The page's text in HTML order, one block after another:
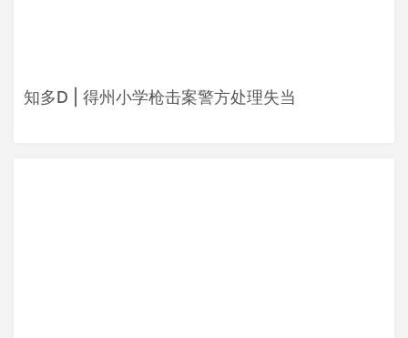
知多D | 得州小学枪击案警方处理失当